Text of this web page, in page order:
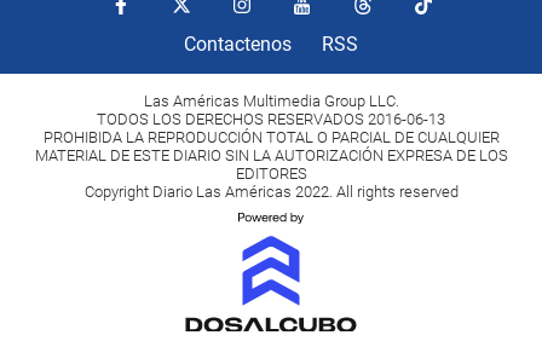
Contactenos RSS
Las Américas Multimedia Group LLC.
TODOS LOS DERECHOS RESERVADOS 2016-06-13
PROHIBIDA LA REPRODUCCIÓN TOTAL O PARCIAL DE CUALQUIER
MATERIAL DE ESTE DIARIO SIN LA AUTORIZACIÓN EXPRESA DE LOS
EDITORES
Copyright Diario Las Américas 2022. All rights reserved